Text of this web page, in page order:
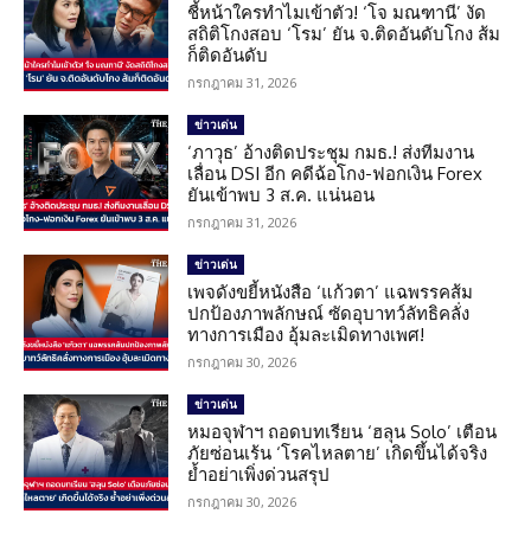
ชี้หน้าใครทำไมเข้าตัว! ‘โจ มณฑานี’ งัด
สถิติโกงสอบ ‘โรม’ ยัน จ.ติดอันดับโกง ส้ม
ก็ติดอันดับ
กรกฎาคม 31, 2026
ข่าวเด่น
‘ภาวุธ’ อ้างติดประชุม กมธ.! ส่งทีมงาน
เลื่อน DSI อีก คดีฉ้อโกง-ฟอกเงิน Forex
ยันเข้าพบ 3 ส.ค. แน่นอน
กรกฎาคม 31, 2026
ข่าวเด่น
เพจดังขยี้หนังสือ ‘แก้วตา’ แฉพรรคส้ม
ปกป้องภาพลักษณ์ ซัดอุบาทว์ลัทธิคลั่ง
ทางการเมือง อุ้มละเมิดทางเพศ!
กรกฎาคม 30, 2026
ข่าวเด่น
หมอจุฬาฯ ถอดบทเรียน ‘ฮลุน Solo’ เตือน
ภัยซ่อนเร้น ‘โรคไหลตาย’ เกิดขึ้นได้จริง
ย้ำอย่าเพิ่งด่วนสรุป
กรกฎาคม 30, 2026